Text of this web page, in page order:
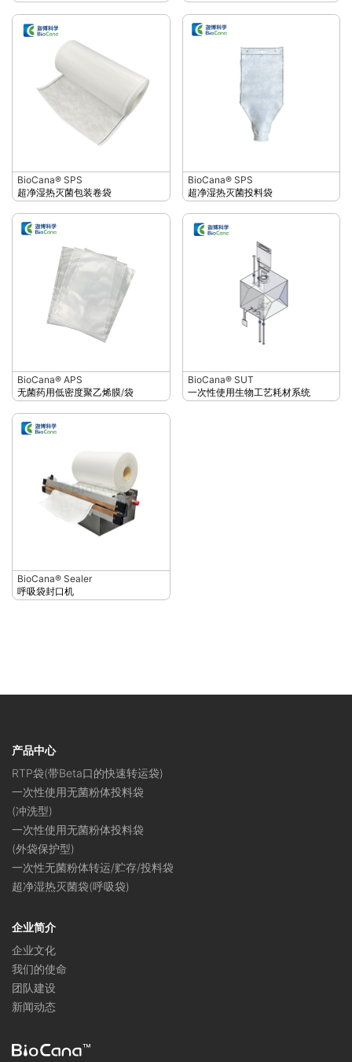
BioCana® SPS
超净湿热灭菌包装卷袋
BioCana® SPS
超净湿热灭菌投料袋
BioCana® APS
无菌药用低密度聚乙烯膜/袋
BioCana® SUT
一次性使用生物工艺耗材系统
BioCana® Sealer
呼吸袋封口机
产品中心
RTP袋(带Beta口的快速转运袋)
一次性使用无菌粉体投料袋
(冲洗型)
一次性使用无菌粉体投料袋
(外袋保护型)
一次性无菌粉体转运/贮存/投料袋
超净湿热灭菌袋(呼吸袋)
企业简介
企业文化
我们的使命
团队建设
新闻动态